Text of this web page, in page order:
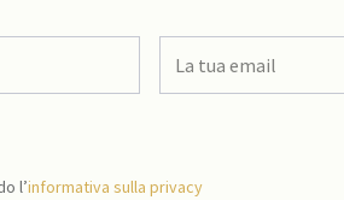
l’informativa sulla privacy